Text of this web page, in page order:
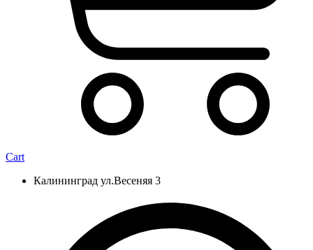
Cart
Калининград ул.Весеняя 3